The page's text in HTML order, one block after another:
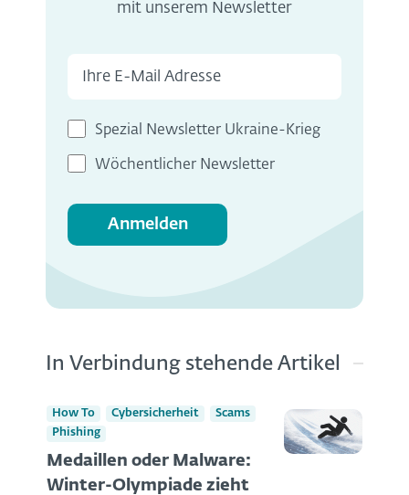
mit unserem Newsletter
Spezial Newsletter Ukraine-Krieg
Wöchentlicher Newsletter
Anmelden
In Verbindung stehende Artikel
How To Cybersicherheit
Scams
Phishing
Medaillen oder Malware:
Winter-Olympiade zieht